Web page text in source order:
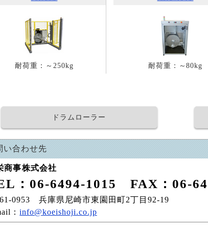
耐荷重：～250kg 耐荷重：～80kg
ドラムローラー
い合わせ先
商事株式会社
：06-6494-1015 FAX：06-
0953 兵庫県尼崎市東園田町2丁目92-19
：info@koeishoji.co.jp